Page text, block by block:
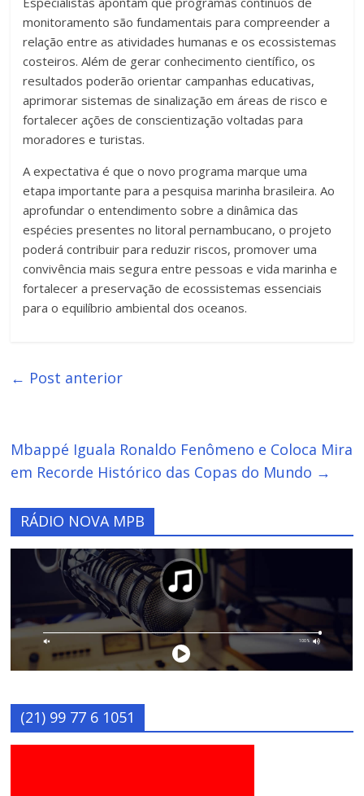
monitoramento são fundamentais para compreender a
relação entre as atividades humanas e os ecossistemas
costeiros. Além de gerar conhecimento científico, os
resultados poderão orientar campanhas educativas,
aprimorar sistemas de sinalização em áreas de risco e
fortalecer ações de conscientização voltadas para
moradores e turistas.
A expectativa é que o novo programa marque uma
etapa importante para a pesquisa marinha brasileira. Ao
aprofundar o entendimento sobre a dinâmica das
espécies presentes no litoral pernambucano, o projeto
poderá contribuir para reduzir riscos, promover uma
convivência mais segura entre pessoas e vida marinha e
fortalecer a preservação de ecossistemas essenciais
para o equilíbrio ambiental dos oceanos.
← Post anterior
Mbappé Iguala Ronaldo Fenômeno e Coloca Mira
em Recorde Histórico das Copas do Mundo →
RÁDIO NOVA MPB
(21) 99 77 6 1051